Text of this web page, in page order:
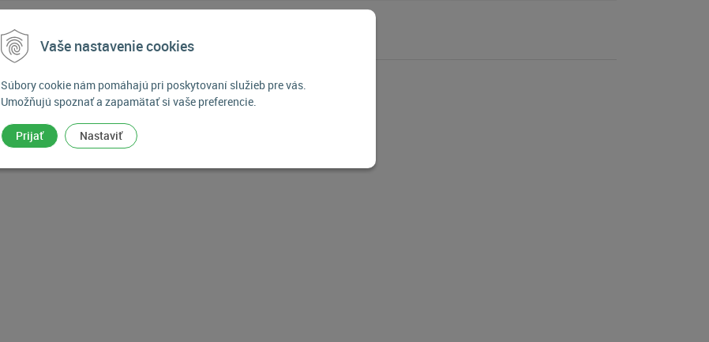
Vaše nastavenie cookies
Súbory cookie nám pomáhajú pri poskytovaní služieb pre vás.
Umožňujú spoznať a zapamätať si vaše preferencie.
Prijať Nastaviť
0